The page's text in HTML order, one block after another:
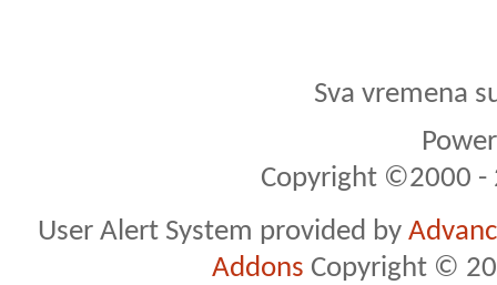
Sva vremena
Copyright ©2000 -
User Alert System provided by
Addons Copyright ©